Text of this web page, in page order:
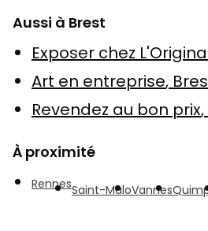
Aussi à Brest
Exposer chez
Art en entreprise,
Revendez au bon prix,
À proximité
RennesSaint-MaloVannes